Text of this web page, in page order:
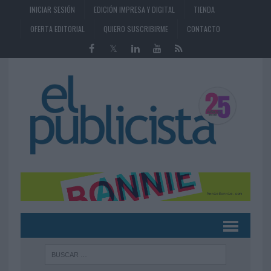
INICIAR SESIÓN EDICIÓN IMPRESA Y DIGITAL
TIENDA
OFERTA EDITORIAL
QUIERO SUSCRIBIRME CONTACTO